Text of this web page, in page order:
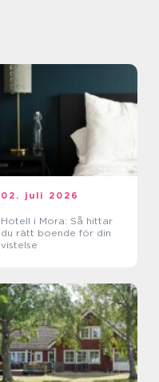
02. juli 2026
Hotell i Mora: Så hittar
du rätt boende för din
vistelse